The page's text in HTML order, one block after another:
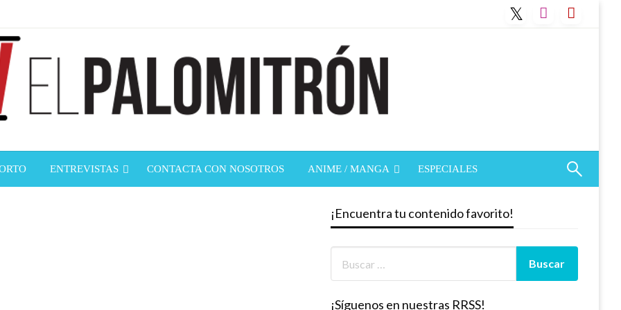
ENTREVISTAS CONTACTA CON NOSOTROS ANIME / MANGA ESPECIALES
¡Encuentra tu contenido favorito!
¡Síguenos en nuestras RRSS!